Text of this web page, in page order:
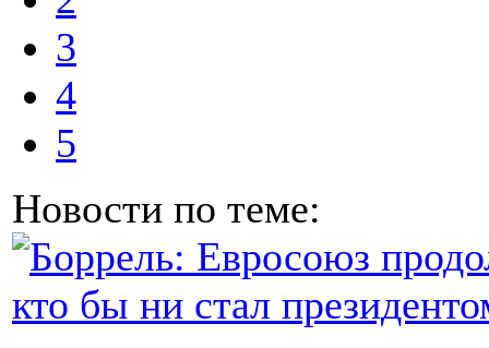
3
4
5
Новости по теме: